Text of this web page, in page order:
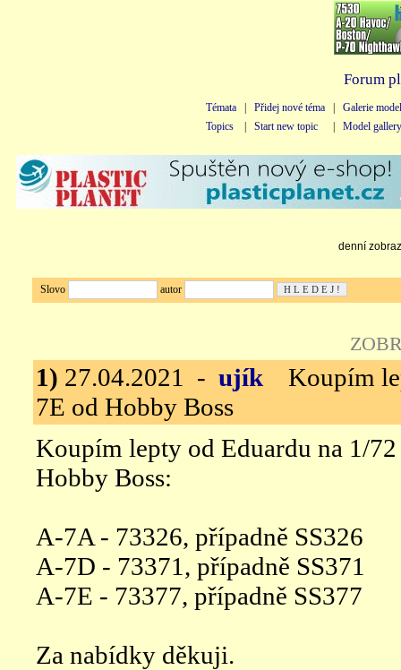
Forum
Témata Přidej nové téma
Galerie
Topics
Start new topic Model gallery
denní
Slovo autor
1) 27.04.2021 - ujík Koupím
7E od Hobby Boss
Koupím lepty od Eduardu na 1/
Hobby Boss:
A-7A - 73326, případně SS326
A-7D - 73371, případně SS371
A-7E - 73377, případně SS377
Za nabídky děkuji.